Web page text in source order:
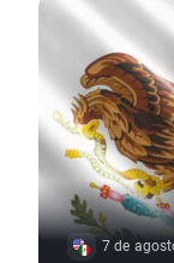
7 de